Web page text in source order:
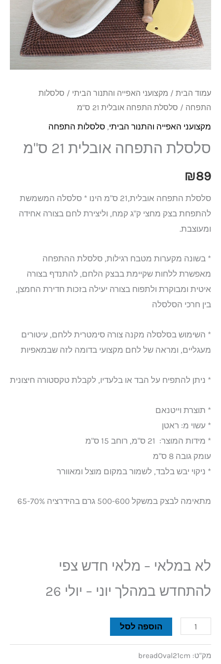
עמוד הבית / מקצועני האפייה והתנור הביתי / סלסלות
התפחה / סלסלת התפחה אובלית 21 ס"מ
מקצועני האפייה והתנור הביתי, סלסלות התפחה
סלסלת התפחה אובלית 21 ס"מ
₪89
סלסלת התפחה אובלית,21 ס"מ הינו * סלסלה המשמשת
להתפחת בצק מחצי ק"ג קמח, וליצירת לחם בצורה אחידה
ומעוצבת.
* בשונה מקערות מטבח רגילות, סלסלת ההתפחה
מאפשרת ללחות שקיימת בבצק הלחם, להתנדף בצורה
איטית ומבוקרת ולתפוח בצורה יעילה בזכות חדירת החמצן,
בין חרכי הסלסלה
* השימוש בסלסלה מקנה צורה סימטרית ללחם, עיטורים
מעגליים, ומראה של לחם מקצועי בדומה לזה שבמאפיות
* ניתן להתפיח על הבד או בלעדיו, לקבלת טקסטורה חיצונית
* תוצרת וייטנאם
* עשוי מ: ראטן
* מידות המוצר: 21 ס"מ, רוחב 15 ס"מ
עומק גובה 8 ס"מ
* ניקוי יבש בלבד, לשמור במקום מוצל ומאוורר
מתאימה לבצק במשקל 500-600 גרם בהידרציה 65-70%
לא במלאי – מלאי חדש צפי
להתחדש במהלך יוני – יולי 26
הוספה לסל
מק"ט: breadOval21cm